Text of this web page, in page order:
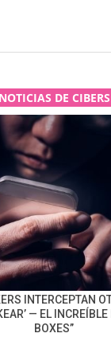
DE
INTERCEPTAN
— EL
BOXES”